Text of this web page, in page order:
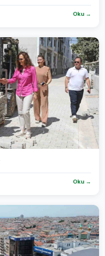
Oku →
Oku →